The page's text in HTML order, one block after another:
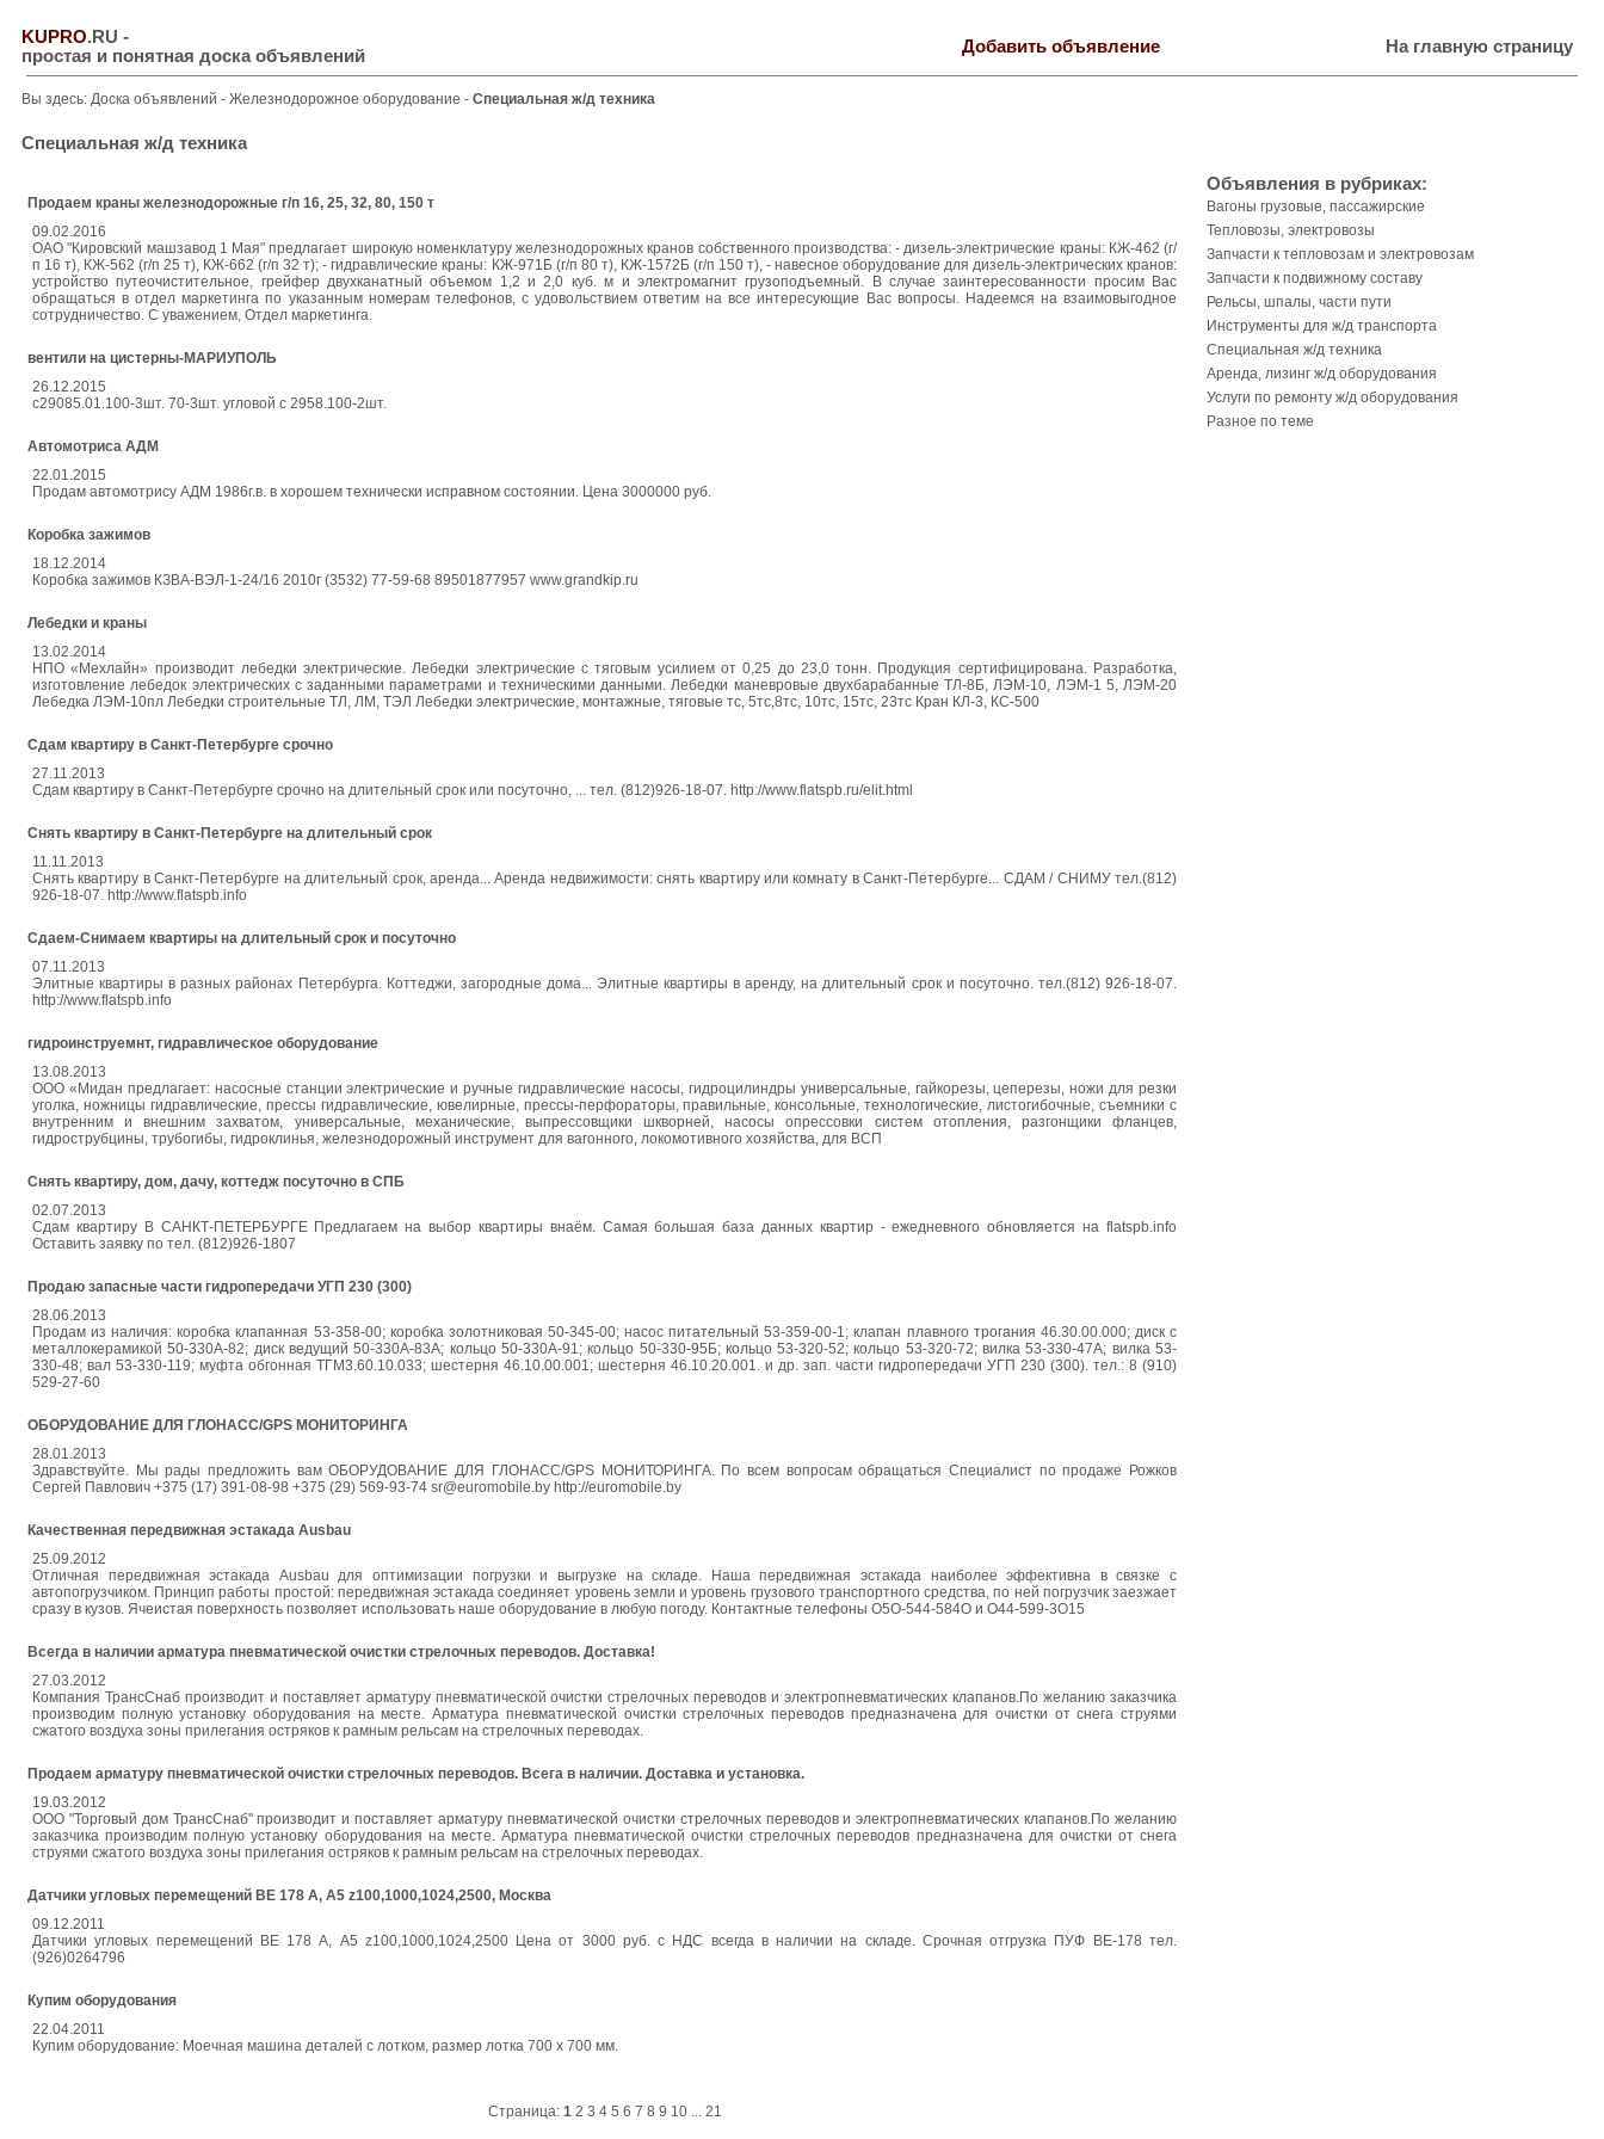
KUPRO.RU -
простая и понятная доска объявлений
Добавить объявление На главную страницу
Вы здесь: Доска объявлений - Железнодорожное оборудование - Специальная ж/д техника
Специальная ж/д техника
Продаем краны железнодорожные г/п 16, 25, 32, 80, 150 т
09.02.2016
ОАО "Кировский машзавод 1 Мая" предлагает широкую номенклатуру железнодорожных кранов собственного производства: - дизель-электрические краны: КЖ-462 (г/
п 16 т), КЖ-562 (г/п 25 т), КЖ-662 (г/п 32 т); - гидравлические краны: КЖ-971Б (г/п 80 т), КЖ-1572Б (г/п 150 т), - навесное оборудование для дизель-электрических кранов:
устройство путеочистительное, грейфер двухканатный объемом 1,2 и 2,0 куб. м и электромагнит грузоподъемный. В случае заинтересованности просим Вас
обращаться в отдел маркетинга по указанным номерам телефонов, с удовольствием ответим на все интересующие Вас вопросы. Надеемся на взаимовыгодное
сотрудничество. С уважением, Отдел маркетинга.
вентили на цистерны-МАРИУПОЛЬ
26.12.2015
с29085.01.100-3шт. 70-3шт. угловой с 2958.100-2шт.
Автомотриса АДМ
22.01.2015
Продам автомотрису АДМ 1986г.в. в хорошем технически исправном состоянии. Цена 3000000 руб.
Коробка зажимов
18.12.2014
Коробка зажимов КЗВА-ВЭЛ-1-24/16 2010г (3532) 77-59-68 89501877957 www.grandkip.ru
Лебедки и краны
13.02.2014
НПО «Мехлайн» производит лебедки электрические. Лебедки электрические с тяговым усилием от 0,25 до 23,0 тонн. Продукция сертифицирована. Разработка,
изготовление лебедок электрических с заданными параметрами и техническими данными. Лебедки маневровые двухбарабанные ТЛ-8Б, ЛЭМ-10, ЛЭМ-1 5, ЛЭМ-20
Лебедка ЛЭМ-10пл Лебедки строительные ТЛ, ЛМ, ТЭЛ Лебедки электрические, монтажные, тяговые тс, 5тс,8тс, 10тс, 15тс, 23тс Кран КЛ-3, КС-500
Сдам квартиру в Санкт-Петербурге срочно
27.11.2013
Сдам квартиру в Санкт-Петербурге срочно на длительный срок или посуточно, ... тел. (812)926-18-07. http://www.flatspb.ru/elit.html
Снять квартиру в Санкт-Петербурге на длительный срок
11.11.2013
Снять квартиру в Санкт-Петербурге на длительный срок, аренда... Аренда недвижимости: снять квартиру или комнату в Санкт-Петербурге... СДАМ / СНИМУ тел.(812)
926-18-07. http://www.flatspb.info
Сдаем-Снимаем квартиры на длительный срок и посуточно
07.11.2013
Элитные квартиры в разных районах Петербурга. Коттеджи, загородные дома... Элитные квартиры в аренду, на длительный срок и посуточно. тел.(812) 926-18-07.
http://www.flatspb.info
гидроинструемнт, гидравлическое оборудование
13.08.2013
ООО «Мидан предлагает: насосные станции электрические и ручные гидравлические насосы, гидроцилиндры универсальные, гайкорезы, цеперезы, ножи для резки
уголка, ножницы гидравлические, прессы гидравлические, ювелирные, прессы-перфораторы, правильные, консольные, технологические, листогибочные, съемники с
внутренним и внешним захватом, универсальные, механические, выпрессовщики шкворней, насосы опрессовки систем отопления, разгонщики фланцев,
гидрострубцины, трубогибы, гидроклинья, железнодорожный инструмент для вагонного, локомотивного хозяйства, для ВСП
Снять квартиру, дом, дачу, коттедж посуточно в СПБ
02.07.2013
Сдам квартиру В САНКТ-ПЕТЕРБУРГЕ Предлагаем на выбор квартиры внаём. Самая большая база данных квартир - ежедневного обновляется на flatspb.info
Оставить заявку по тел. (812)926-1807
Продаю запасные части гидропередачи УГП 230 (300)
28.06.2013
Продам из наличия: коробка клапанная 53-358-00; коробка золотниковая 50-345-00; насос питательный 53-359-00-1; клапан плавного трогания 46.30.00.000; диск с
металлокерамикой 50-330А-82; диск ведущий 50-330А-83А; кольцо 50-330А-91; кольцо 50-330-95Б; кольцо 53-320-52; кольцо 53-320-72; вилка 53-330-47А; вилка 53-
330-48; вал 53-330-119; муфта обгонная ТГМ3.60.10.033; шестерня 46.10.00.001; шестерня 46.10.20.001. и др. зап. части гидропередачи УГП 230 (300). тел.: 8 (910)
529-27-60
ОБОРУДОВАНИЕ ДЛЯ ГЛОНАСС/GPS МОНИТОРИНГА
28.01.2013
Здравствуйте. Мы рады предложить вам ОБОРУДОВАНИЕ ДЛЯ ГЛОНАСС/GPS МОНИТОРИНГА. По всем вопросам обращаться Специалист по продаже Рожков
Сергей Павлович +375 (17) 391-08-98 +375 (29) 569-93-74 sr@euromobile.by http://euromobile.by
Качественная передвижная эстакада Ausbau
25.09.2012
Отличная передвижная эстакада Ausbau для оптимизации погрузки и выгрузке на складе. Наша передвижная эстакада наиболее эффективна в связке с
автопогрузчиком. Принцип работы простой: передвижная эстакада соединяет уровень земли и уровень грузового транспортного средства, по ней погрузчик заезжает
сразу в кузов. Ячеистая поверхность позволяет использовать наше оборудование в любую погоду. Контактные телефоны О5О-544-584О и О44-599-3О15
Всегда в наличии арматура пневматической очистки стрелочных переводов. Доставка!
27.03.2012
Компания ТрансСнаб производит и поставляет арматуру пневматической очистки стрелочных переводов и электропневматических клапанов.По желанию заказчика
производим полную установку оборудования на месте. Арматура пневматической очистки стрелочных переводов предназначена для очистки от снега струями
сжатого воздуха зоны прилегания остряков к рамным рельсам на стрелочных переводах.
Продаем арматуру пневматической очистки стрелочных переводов. Всега в наличии. Доставка и установка.
19.03.2012
ООО "Торговый дом ТрансСнаб" производит и поставляет арматуру пневматической очистки стрелочных переводов и электропневматических клапанов.По желанию
заказчика производим полную установку оборудования на месте. Арматура пневматической очистки стрелочных переводов предназначена для очистки от снега
струями сжатого воздуха зоны прилегания остряков к рамным рельсам на стрелочных переводах.
Датчики угловых перемещений ВЕ 178 А, А5 z100,1000,1024,2500, Москва
09.12.2011
Датчики угловых перемещений ВЕ 178 А, А5 z100,1000,1024,2500 Цена от 3000 руб. с НДС всегда в наличии на складе. Срочная отгрузка ПУФ ВЕ-178 тел.
(926)0264796
Купим оборудования
22.04.2011
Купим оборудование: Моечная машина деталей с лотком, размер лотка 700 х 700 мм.
Страница: 1 2 3 4 5 6 7 8 9 10... 21
Объявления в рубриках:
Вагоны грузовые, пассажирские
Тепловозы, электровозы
Запчасти к тепловозам и электровозам
Запчасти к подвижному составу
Рельсы, шпалы, части пути
Инструменты для ж/д транспорта
Специальная ж/д техника
Аренда, лизинг ж/д оборудования
Услуги по ремонту ж/д оборудования
Разное по теме